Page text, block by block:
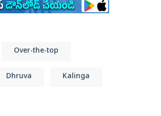
Over-the-top
Dhruva Kalinga